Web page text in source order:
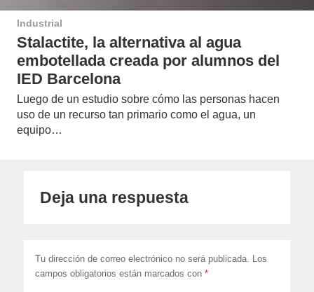
Industrial
Stalactite, la alternativa al agua
embotellada creada por alumnos del
IED Barcelona
Luego de un estudio sobre cómo las personas hacen
uso de un recurso tan primario como el agua, un
equipo…
Deja una respuesta
Tu dirección de correo electrónico no será publicada. Los
campos obligatorios están marcados con*